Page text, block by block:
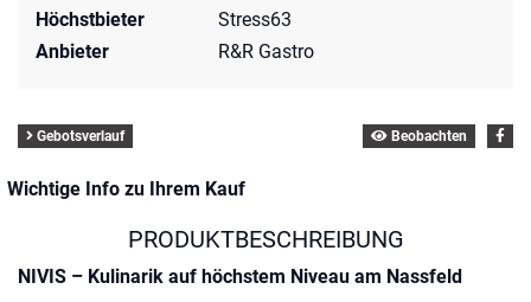
Höchstbieter
Stress63
Anbieter
R&R Gastro
Gebotsverlauf Beobachten
Wichtige Info zu Ihrem Kauf
PRODUKTBESCHREIBUNG
NIVIS – Kulinarik auf höchstem Niveau am Nassfeld